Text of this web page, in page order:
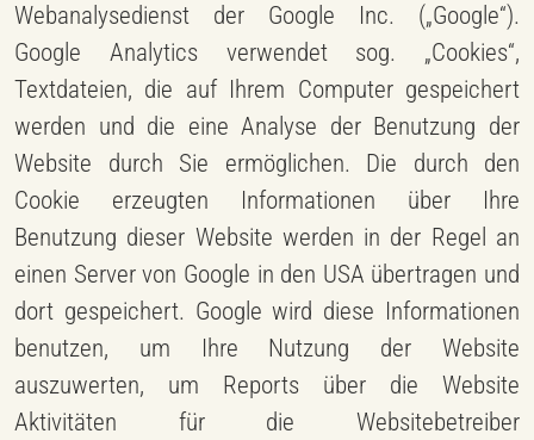
Webanalysedienst der Google Inc. („Google“).
Google Analytics verwendet sog. „Cookies“,
Textdateien, die auf Ihrem Computer gespeichert
werden und die eine Analyse der Benutzung der
Website durch Sie ermöglichen. Die durch den
Cookie erzeugten Informationen über Ihre
Benutzung dieser Website werden in der Regel an
einen Server von Google in den USA übertragen und
dort gespeichert. Google wird diese Informationen
benutzen, um Ihre Nutzung der Website
auszuwerten, um Reports über die Website
Aktivitäten für die Websitebetreiber